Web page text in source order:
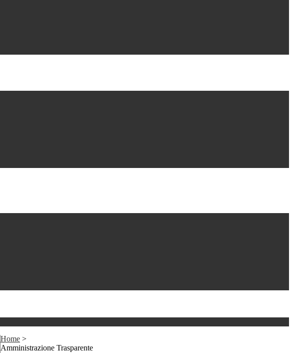
Home >
Amministrazione Trasparente